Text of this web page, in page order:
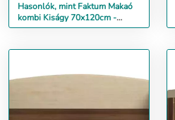
Hasonlók, mint Faktum Makaó
kombi Kiságy 70x120cm -
barna-bézs